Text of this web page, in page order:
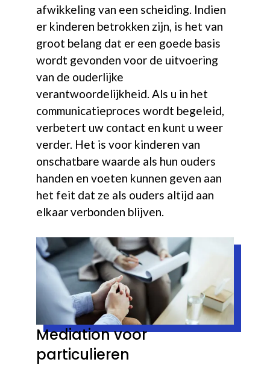
afwikkeling van een scheiding. Indien
er kinderen betrokken zijn, is het van
groot belang dat er een goede basis
wordt gevonden voor de uitvoering
van de ouderlijke
verantwoordelijkheid. Als u in het
communicatieproces wordt begeleid,
verbetert uw contact en kunt u weer
verder. Het is voor kinderen van
onschatbare waarde als hun ouders
handen en voeten kunnen geven aan
het feit dat ze als ouders altijd aan
elkaar verbonden blijven.
Mediation voor
particulieren